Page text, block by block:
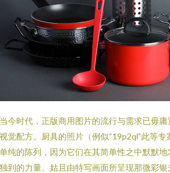
今时代，正版商用图片的流行与需求已毋
觉配方。厨具的照片（例似“19p2ql”此等
纯的陈列，因为它们在其简单性之中默默
到的力量。姑且由特写画面所呈现那微彩